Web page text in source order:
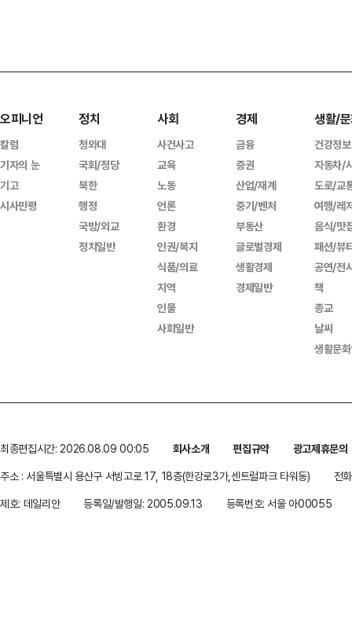
오피니언
칼럼
기자의 눈
기고
시사만평
정치
청와대
국회/정당
북한
행정
국방/외교
정치일반
사회
사건사고
교육
노동
언론
환경
인권/복지
식품/의료
지역
인물
사회일반
경제
금융
증권
산업/재계
중기/벤처
부동산
글로벌경제
생활경제
경제일반
생활/
건강정보
자동차/
도로/교
여행/레
음식/맛
패션/뷰
공연/전
책
종교
날씨
생활문
최종편집시간: 2026.08.09 00:05 회사소개 편집규약
광고제휴문의
주소 : 서울특별시 용산구 서빙고로 17, 18층(한강로3가,센트럴파크 타워동)
전
제호: 데일리안
등록일/발행일: 2005.09.13 등록번호: 서울 아00055